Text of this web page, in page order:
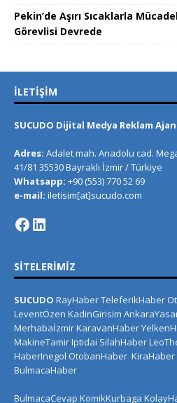
Pekin’de Aşırı Sıcaklarla
Görevlisi Devrede
İLETIŞIM
SUCUDO Dijital Medya Reklam
Adres: Adalet mah. Anadolu cad.
41/81 35530 Bayraklı İzmir / Türkiye
Whatsapp: +90 (553) 770 52 69
e-mail: iletisim[at]sucudo.com
SITELERIMIZ
SUCUDO RayHaberTeleferikHaber
LeventÖzen KadinGirisim
MerhabaİzmirKaravanHaber
MakineTamirIptidai SilahHaber
HaberInegol OtobanHaber KiraHaber
BulmacaHaber
BulmacaCevap KomikKurbaga